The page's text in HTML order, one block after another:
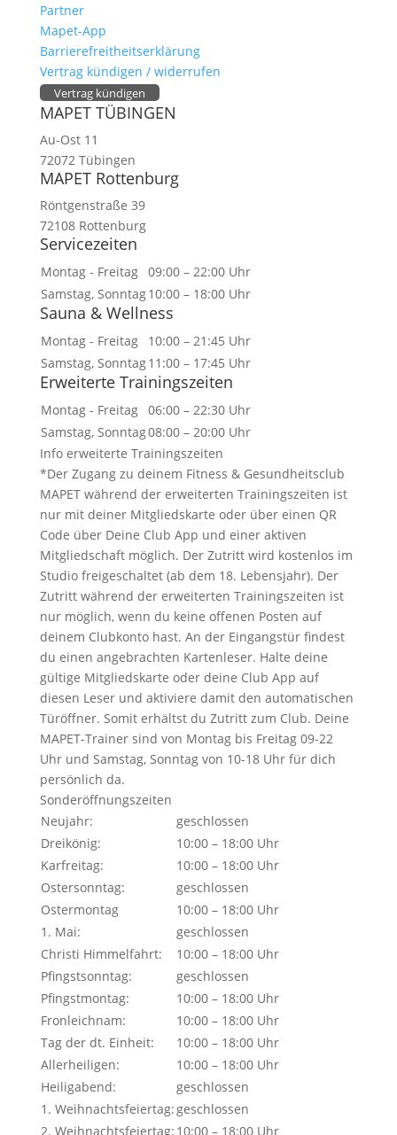
Partner
Mapet-App
Barrierefreitheitserklärung
Vertrag kündigen / widerrufen
Vertrag kündigen
MAPET TÜBINGEN
Au-Ost 11
72072 Tübingen
MAPET Rottenburg
Röntgenstraße 39
72108 Rottenburg
Servicezeiten
Montag - Freitag 09:00 – 22:00 Uhr
Samstag, Sonntag10:00 – 18:00 Uhr
Sauna & Wellness
Montag - Freitag
10:00 – 21:45 Uhr
Samstag, Sonntag11:00 – 17:45 Uhr
Erweiterte Trainingszeiten
Montag - Freitag 06:00 – 22:30 Uhr
Samstag, Sonntag08:00 – 20:00 Uhr
Info erweiterte Trainingszeiten
*Der Zugang zu deinem Fitness & Gesundheitsclub
MAPET während der erweiterten Trainingszeiten ist
nur mit deiner Mitgliedskarte oder über einen QR
Code über Deine Club App und einer aktiven
Mitgliedschaft möglich. Der Zutritt wird kostenlos im
Studio freigeschaltet (ab dem 18. Lebensjahr). Der
Zutritt während der erweiterten Trainingszeiten ist
nur möglich, wenn du keine offenen Posten auf
deinem Clubkonto hast. An der Eingangstür findest
du einen angebrachten Kartenleser. Halte deine
gültige Mitgliedskarte oder deine Club App auf
diesen Leser und aktiviere damit den automatischen
Türöffner. Somit erhältst du Zutritt zum Club. Deine
MAPET-Trainer sind von Montag bis Freitag 09-22
Uhr und Samstag, Sonntag von 10-18 Uhr für dich
persönlich da.
Sonderöffnungszeiten
Neujahr:
geschlossen
Dreikönig:
10:00 – 18:00 Uhr
Karfreitag:
10:00 – 18:00 Uhr
Ostersonntag:
geschlossen
Ostermontag
10:00 – 18:00 Uhr
1. Mai:
geschlossen
Christi Himmelfahrt:
10:00 – 18:00 Uhr
Pfingstsonntag:
geschlossen
Pfingstmontag:
10:00 – 18:00 Uhr
Fronleichnam:
10:00 – 18:00 Uhr
Tag der dt. Einheit:
10:00 – 18:00 Uhr
Allerheiligen:
10:00 – 18:00 Uhr
Heiligabend:
geschlossen
1. Weihnachtsfeiertag:geschlossen
2. Weihnachtsfeiertag: 10:00 – 18:00 Uhr